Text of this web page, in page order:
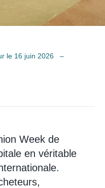
le 16 juin 2026
–
Week de
en véritable